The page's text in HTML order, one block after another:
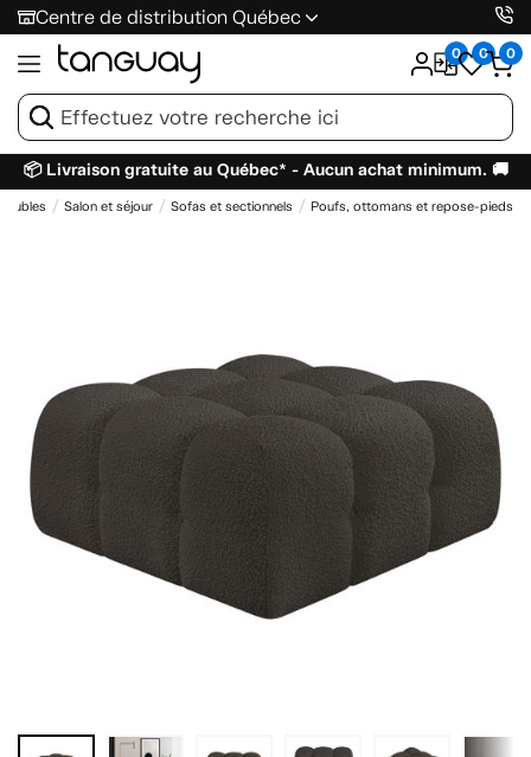
Centre de distribution Québec
0 0 0
📦 Livraison gratuite au Québec* - Aucun achat minimum. 🚚
Salon et séjour Sofas et sectionnels Poufs, ottomans et repose-pieds